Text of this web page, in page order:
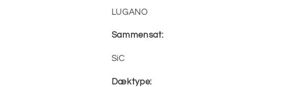
LUGANO
Sammensat:
SiC
Dæktype: